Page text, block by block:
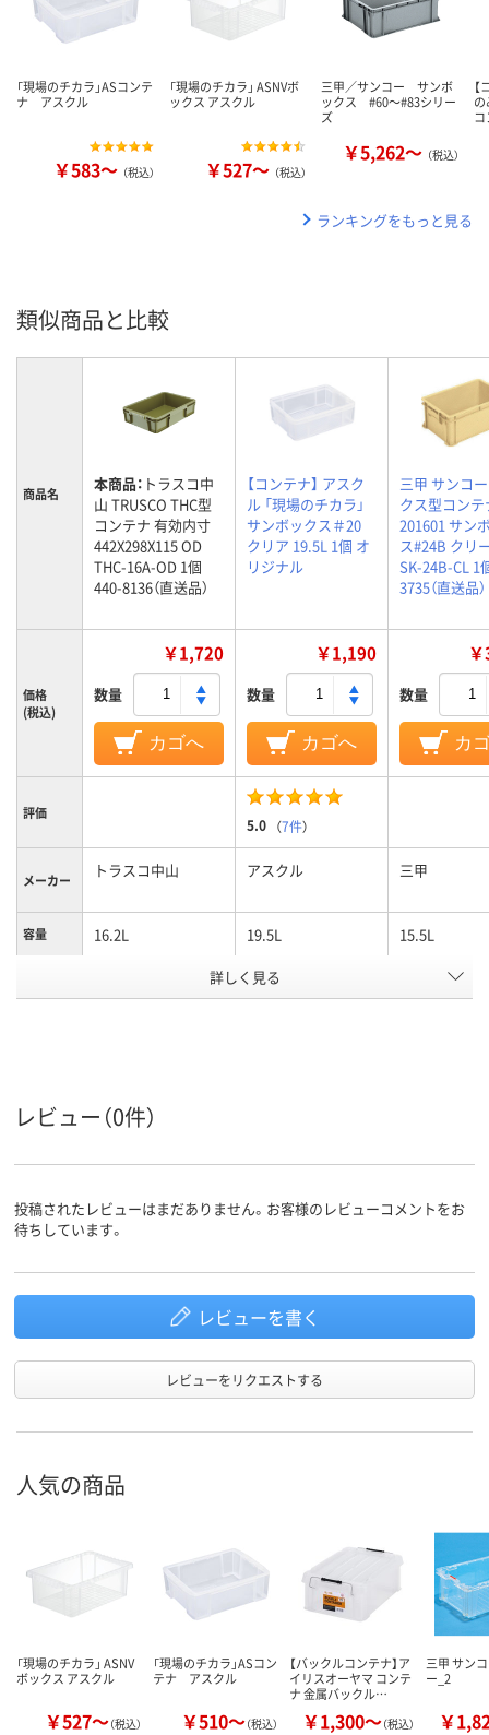
「現場のチカラ」ASコンテ
ナ アスクル
￥583～ （税込）
「現場のチカラ」 ASNVボ
ックス アスクル
￥527～ （税込）
三甲／サンコー サンボ
ックス #60～#83シリー
ズ
￥5,262～ （税込）
の
ランキングをもっと見る
類似商品と比較
商品名 本商品： トラスコ中
山 TRUSCO THC型
コンテナ 有効内寸
442X298X115 OD
THC-16A-OD 1個
440-8136（直送品）
【コンテナ】 アスク
ル 「現場のチカラ」
サンボックス＃20
クリア 19.5L 1個 オ
リジナル
三甲 サンコ
クス型コンテ
201601 サン
ス#24B クリ
SK-24B-CL 1
3735（直送品）
価格
(税込)
￥1,720
数量
カゴへ
￥1,190
数量
カゴへ
数量
カ
評価
5.0 （7件）
メーカー トラスコ中山 アスクル 三甲
容量 16.2L 19.5L 15.5L
95
詳しく見る
レビュー（0件）
投稿されたレビューはまだありません。お客様のレビューコメントをお
待ちしています。
レビューを書く
レビューをリクエストする
人気の商品
「現場のチカラ」 ASNV
ボックス アスクル
￥527～（税込）
「現場のチカラ」ASコン
テナ アスクル
￥510～（税込）
【バックルコンテナ】ア
イリスオーヤマ コンテ
ナ 金属バックル…
￥1,300～（税込）
三甲 サン
ー_2
￥